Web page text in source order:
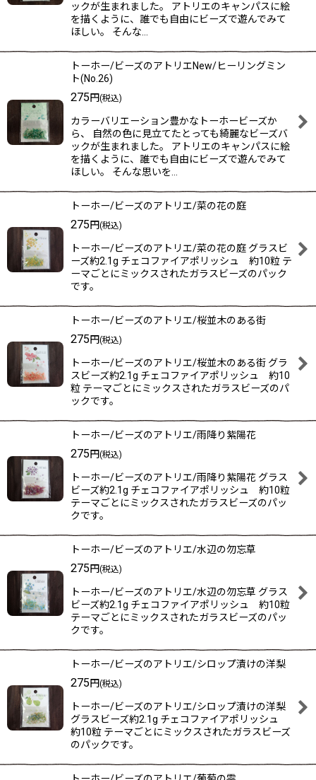
ックが生まれました。 アトリエのキャンパスに絵
を描くように、誰でも自由にビーズで遊んでみて
ほしい。 そんな…
トーホー/ビーズのアトリエNew/ヒーリングミン
ト(No.26)
275円(税込)
カラーバリエーション豊かなトーホービーズか
ら、 自然の色に見立てたとっても綺麗なビーズバ
ックが生まれました。 アトリエのキャンパスに絵
を描くように、誰でも自由にビーズで遊んでみて
ほしい。 そんな思いを…
トーホー/ビーズのアトリエ/菜の花の庭
275円(税込)
トーホー/ビーズのアトリエ/菜の花の庭 グラスビ
ーズ約2.1g チェコファイアポリッシュ 約10粒 テ
ーマごとにミックスされたガラスビーズのパック
です。
トーホー/ビーズのアトリエ/桜並木のある街
275円(税込)
トーホー/ビーズのアトリエ/桜並木のある街 グラ
スビーズ約2.1g チェコファイアポリッシュ 約10
粒 テーマごとにミックスされたガラスビーズのパ
ックです。
トーホー/ビーズのアトリエ/雨降り紫陽花
275円(税込)
トーホー/ビーズのアトリエ/雨降り紫陽花 グラス
ビーズ約2.1g チェコファイアポリッシュ 約10粒
テーマごとにミックスされたガラスビーズのパッ
クです。
トーホー/ビーズのアトリエ/水辺の勿忘草
275円(税込)
トーホー/ビーズのアトリエ/水辺の勿忘草 グラス
ビーズ約2.1g チェコファイアポリッシュ 約10粒
テーマごとにミックスされたガラスビーズのパッ
クです。
トーホー/ビーズのアトリエ/シロップ漬けの洋梨
275円(税込)
トーホー/ビーズのアトリエ/シロップ漬けの洋梨
グラスビーズ約2.1g チェコファイアポリッシュ
約10粒 テーマごとにミックスされたガラスビーズ
のパックです。